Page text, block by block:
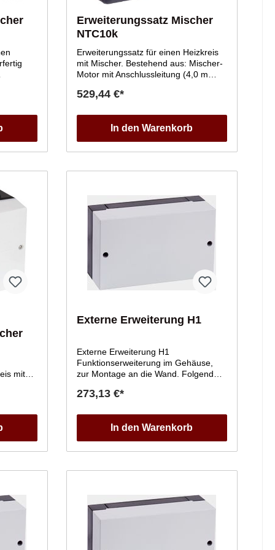
bis
zum
Erweiterungssatz Mischer
NTC10k
Erweiterungssatz für einen Heizkreis
mit Mischer. Bestehend aus: Mischer-
Motor mit Anschlussleitung (4,0 m
bis 50 und R 1/2 bis 1 1/4 (nicht für
Vorlauftemperatursensor
(Anlegesensor NTC 10 kOhm mit
Anschlussleitung 5,8 m lang und
Stecker). Stecker für Heizkreispumpe.
529,44 €*
In den Warenkorb
mit
1 1/4
mit
Externe Erweiterung H1
Externe Erweiterung H1
Funktionserweiterung im Gehäuse,
zur Montage an die Wand. Folgende
Anforderung einer Mindest-
Umschaltung des
Betriebszustandsexternes Anfordern
und SperrenVorgabe des
Vorlauftemperatur Sollwerts über
Eingang.Kaskadenschaltung von bis
Schwimmbadbeheizung
273,13 €*
In den Warenkorb